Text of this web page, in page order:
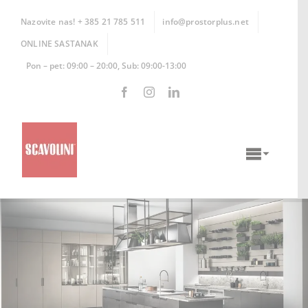
Nazovite nas! + 385 21 785 511
info@prostorplus.net
ONLINE SASTANAK
Pon – pet: 09:00 – 20:00, Sub: 09:00-13:00
Toggle
KUHINJE
KUPAONICE
DNEVNI BORAVCI